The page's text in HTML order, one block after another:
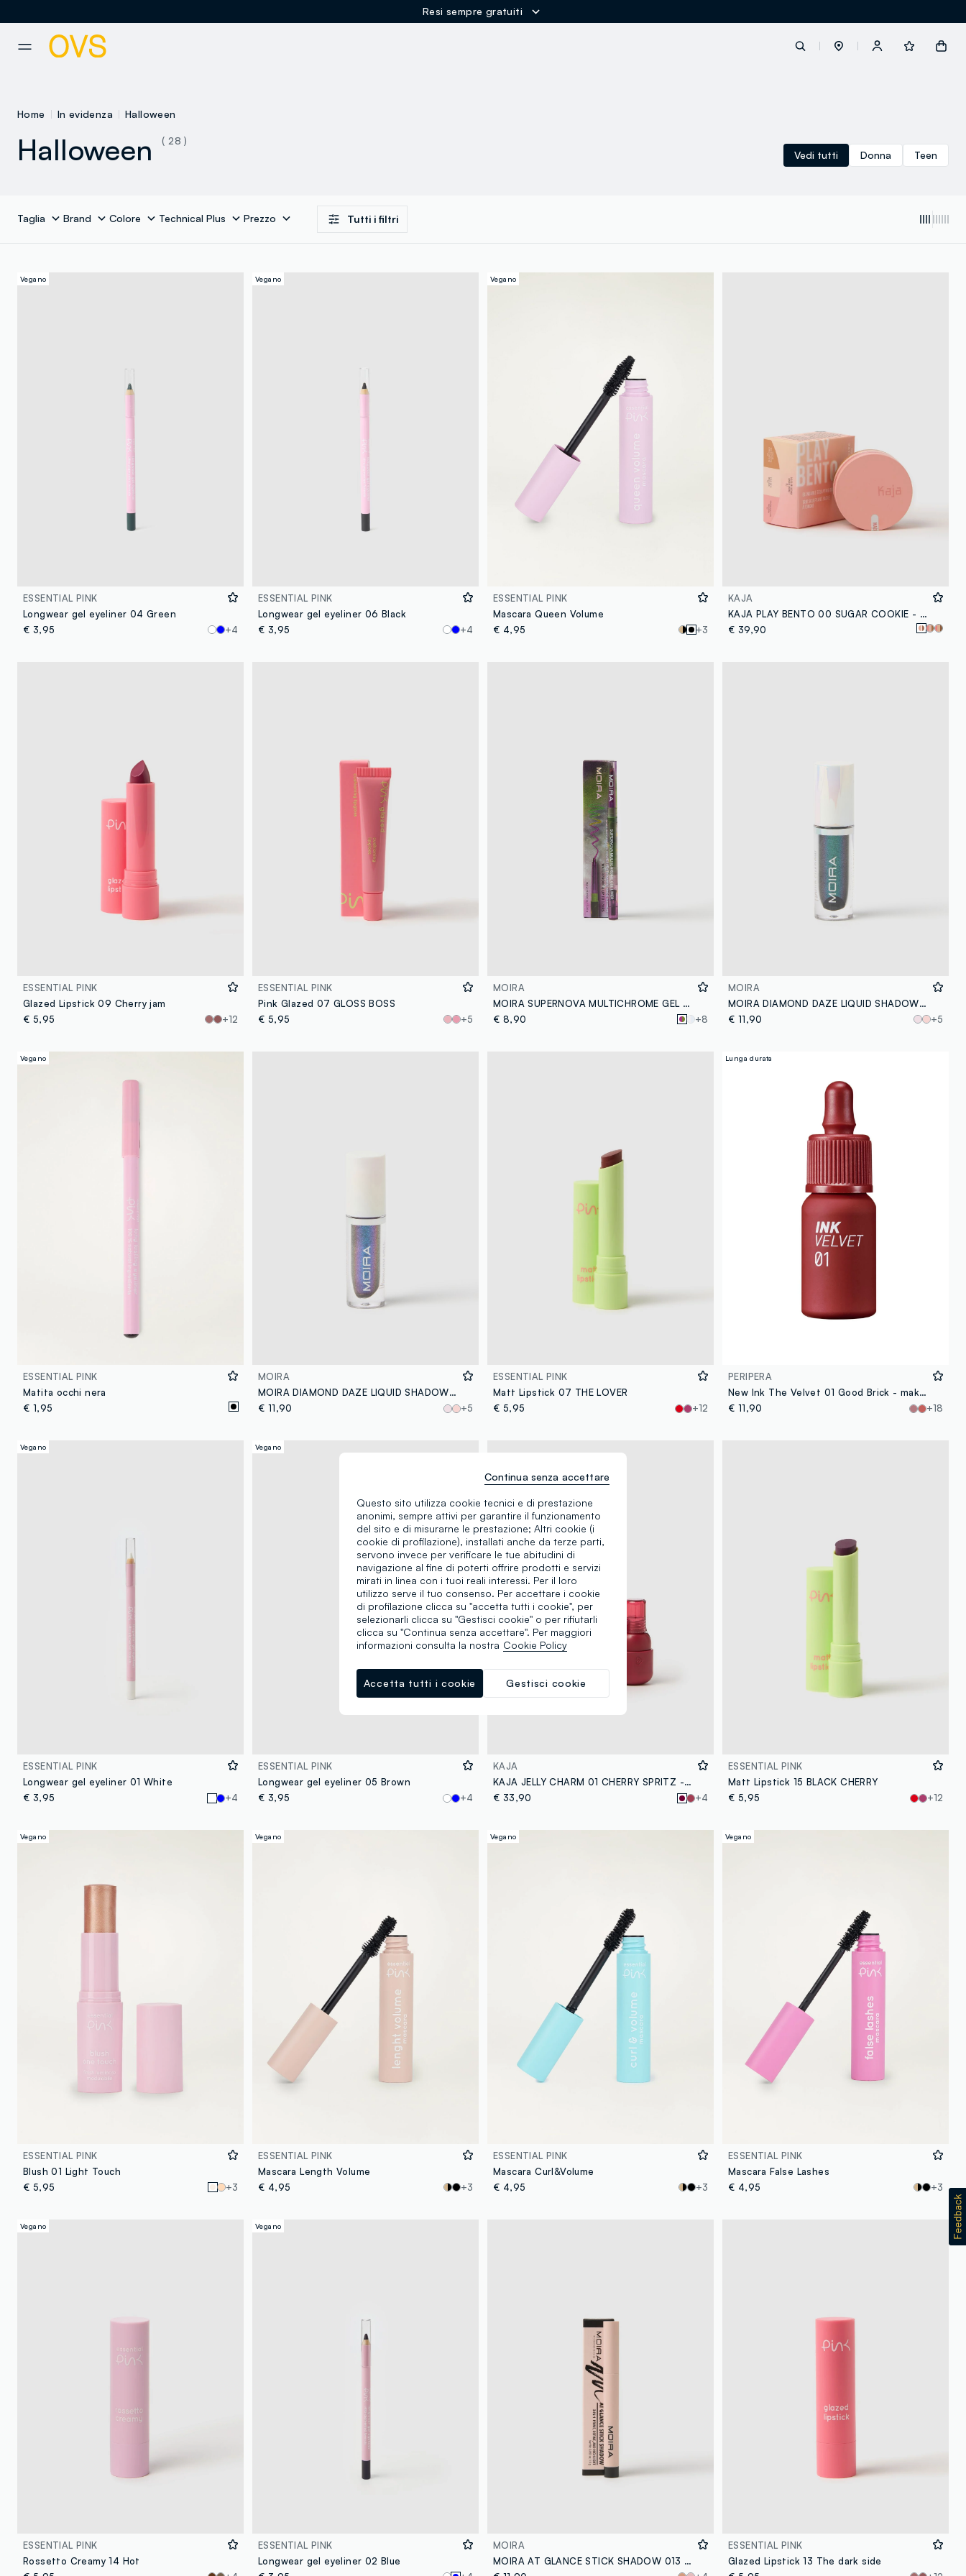
Resi sempre gratuiti
button.loginandregister
Home In evidenza Halloween
Halloween
( 28 )
Vedi tutti
Donna Teen
Taglia Brand Colore Technical Plus Prezzo Tutti i filtri
Vegano
ESSENTIAL PINK
Longwear gel eyeliner 04 Green
€ 3,95
+4
Vegano
ESSENTIAL PINK
Longwear gel eyeliner 06 Black
€ 3,95
+4
Vegano
ESSENTIAL PINK
Mascara Queen Volume
€ 4,95
+3
KAJA
KAJA PLAY BENTO 00 SUGAR COOKIE - make-up coreano
€ 39,90
ESSENTIAL PINK
Glazed Lipstick 09 Cherry jam
€ 5,95
+12
ESSENTIAL PINK
Pink Glazed 07 GLOSS BOSS
€ 5,95
+5
MOIRA
MOIRA SUPERNOVA MULTICHROME GEL LINER 001 ATLAS MATITA - make-up coreano
€ 8,90
+8
MOIRA
MOIRA DIAMOND DAZE LIQUID SHADOW 009 GREEN PARADISE OMBRETTO LIQUIDO - make-up coreano
€ 11,90
+5
Vegano
ESSENTIAL PINK
Matita occhi nera
€ 1,95
MOIRA
MOIRA DIAMOND DAZE LIQUID SHADOW 032 MERMAID DREAM OMBRETTO LIQUIDO - make-up coreano
€ 11,90
+5
ESSENTIAL PINK
Matt Lipstick 07 THE LOVER
€ 5,95
+12
Lunga durata
PERIPERA
New Ink The Velvet 01 Good Brick - make-up coreano
€ 11,90
+18
Vegano
ESSENTIAL PINK
Longwear gel eyeliner 01 White
€ 3,95
+4
Vegano
ESSENTIAL PINK
Longwear gel eyeliner 05 Brown
€ 3,95
+4
KAJA
KAJA JELLY CHARM 01 CHERRY SPRITZ - make-up coreano
€ 33,90
+4
ESSENTIAL PINK
Matt Lipstick 15 BLACK CHERRY
€ 5,95
+12
Vegano
ESSENTIAL PINK
Blush 01 Light Touch
€ 5,95
+3
Vegano
ESSENTIAL PINK
Mascara Length Volume
€ 4,95
+3
Vegano
ESSENTIAL PINK
Mascara Curl&Volume
€ 4,95
+3
Vegano
ESSENTIAL PINK
Mascara False Lashes
€ 4,95
+3
Vegano
ESSENTIAL PINK
Rossetto Creamy 14 Hot
Vegano
ESSENTIAL PINK
Longwear gel eyeliner 02 Blue
MOIRA
MOIRA AT GLANCE STICK SHADOW 013 BLACK - make-up coreano
ESSENTIAL PINK
Glazed Lipstick 13 The dark side
Questo sito utilizza cookie tecnici e di prestazione
anonimi, sempre attivi per garantire il funzionamento
del sito e di misurarne le prestazione; Altri cookie (i
cookie di profilazione), installati anche da terze parti,
servono invece per verificare le tue abitudini di
navigazione al fine di poterti offrire prodotti e servizi
mirati in linea con i tuoi reali interessi. Per il loro
utilizzo serve il tuo consenso. Per accettare i cookie
di profilazione clicca su "accetta tutti i cookie", per
selezionarli clicca su "Gestisci cookie" o per rifiutarli
clicca su "Continua senza accettare". Per maggiori
informazioni consulta la nostra Cookie Policy
Gestisci cookie
Accetta tutti i cookie
Continua senza accettare